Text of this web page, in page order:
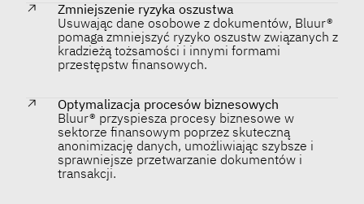
Zmniejszenie ryzyka oszustwa
Usuwając dane osobowe z dokumentów, Bluur®
pomaga zmniejszyć ryzyko oszustw związanych z
kradzieżą tożsamości i innymi formami
przestępstw finansowych.
Optymalizacja procesów biznesowych
Bluur® przyspiesza procesy biznesowe w
sektorze finansowym poprzez skuteczną
anonimizację danych, umożliwiając szybsze i
sprawniejsze przetwarzanie dokumentów i
transakcji.